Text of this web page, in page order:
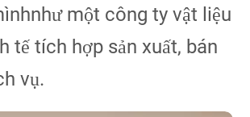
một công ty vật liệu
tế tích hợp sản xuất, bán
vụ.